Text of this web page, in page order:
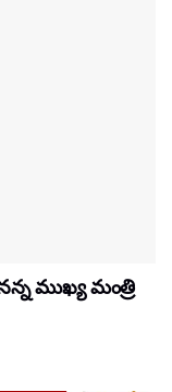
ముఖ్య మంత్రి